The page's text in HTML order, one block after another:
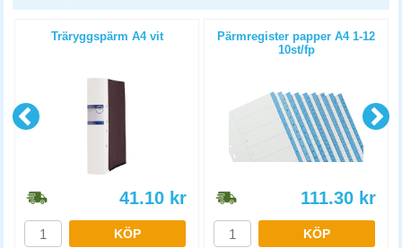
Träryggspärm A4 vit
41.10 kr
KÖP
Pärmregister papper A4 1-12
10st/fp
111.30 kr
KÖP